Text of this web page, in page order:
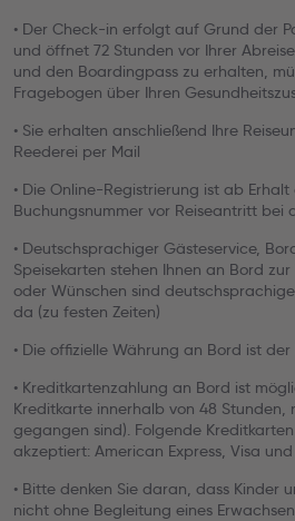
• Der Check-in erfolgt auf Grund der
und öffnet 72 Stunden vor Ihrer
und den Boardingpass zu erhalten,
Fragebogen über Ihren
• Sie erhalten anschließend Ihre
Reederei per Mail
• Die Online-Registrierung ist ab Erhalt
Buchungsnummer vor Reiseantritt bei
• Deutschsprachiger Gästeservice,
Speisekarten stehen Ihnen an Bord
oder Wünschen sind
da (zu festen Zeiten)
• Die offizielle Währung an Bord ist der
• Kreditkartenzahlung an Bord ist
Kreditkarte innerhalb von 48 Stunden,
gegangen sind). Folgende
akzeptiert: American Express, Visa
• Bitte denken Sie daran, dass Kinder
nicht ohne Begleitung eines